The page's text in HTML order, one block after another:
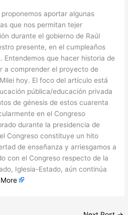
aportar algunas
que nos permitan tejer
durante el gobierno de Raúl
presente, en el cumpleaños
Entendemos que hacer historia de
a comprender el proyecto de
hoy. El foco del artículo está
pública/educación privada
de génesis de estos cuarenta
en el Congreso
durante la presidencia de
Congreso constituye un hito
de enseñanza y arriesgamos a
con el Congreso respecto de la
Iglesia-Estado, aún continúa